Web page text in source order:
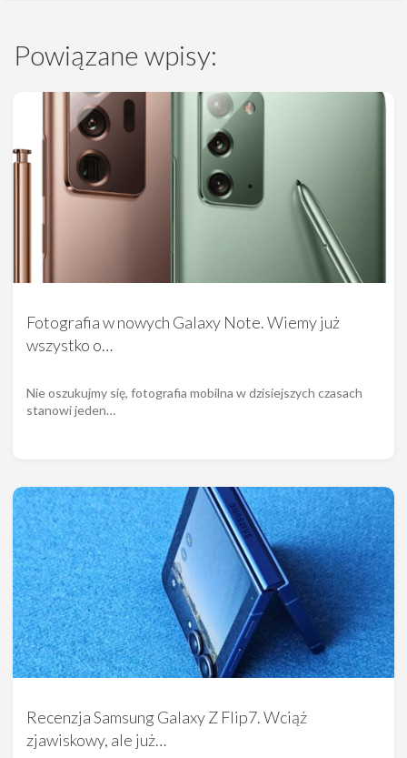
Powiązane wpisy:
Fotografia w nowych Galaxy Note. Wiemy już
wszystko o…
Nie oszukujmy się, fotografia mobilna w dzisiejszych czasach
stanowi jeden…
Recenzja Samsung Galaxy Z Flip7. Wciąż
zjawiskowy, ale już…